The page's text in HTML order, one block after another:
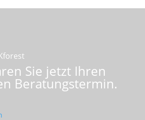
Sie jetzt Ihren
Beratungstermin.